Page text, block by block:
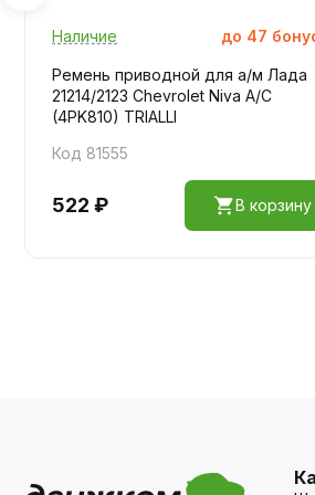
Наличие до 47
Ремень приводной для а/м Лада
21214/2123 Chevrolet Niva A/C
(4PK810) TRIALLI
Код 81555
522 ₽ В корзину